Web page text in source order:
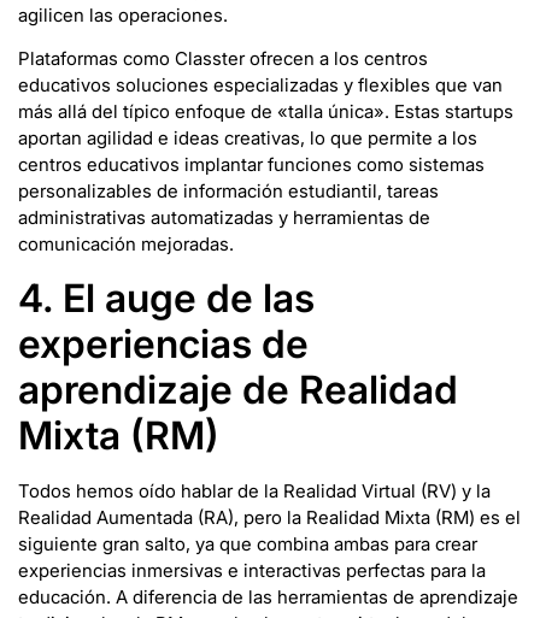
agilicen las operaciones.
Plataformas como Classter ofrecen a los centros
educativos soluciones especializadas y flexibles que van
más allá del típico enfoque de «talla única». Estas startups
aportan agilidad e ideas creativas, lo que permite a los
centros educativos implantar funciones como sistemas
personalizables de información estudiantil, tareas
administrativas automatizadas y herramientas de
comunicación mejoradas.
4. El auge de las
experiencias de
aprendizaje de Realidad
Mixta (RM)
Todos hemos oído hablar de la Realidad Virtual (RV) y la
Realidad Aumentada (RA), pero la Realidad Mixta (RM) es el
siguiente gran salto, ya que combina ambas para crear
experiencias inmersivas e interactivas perfectas para la
educación. A diferencia de las herramientas de aprendizaje